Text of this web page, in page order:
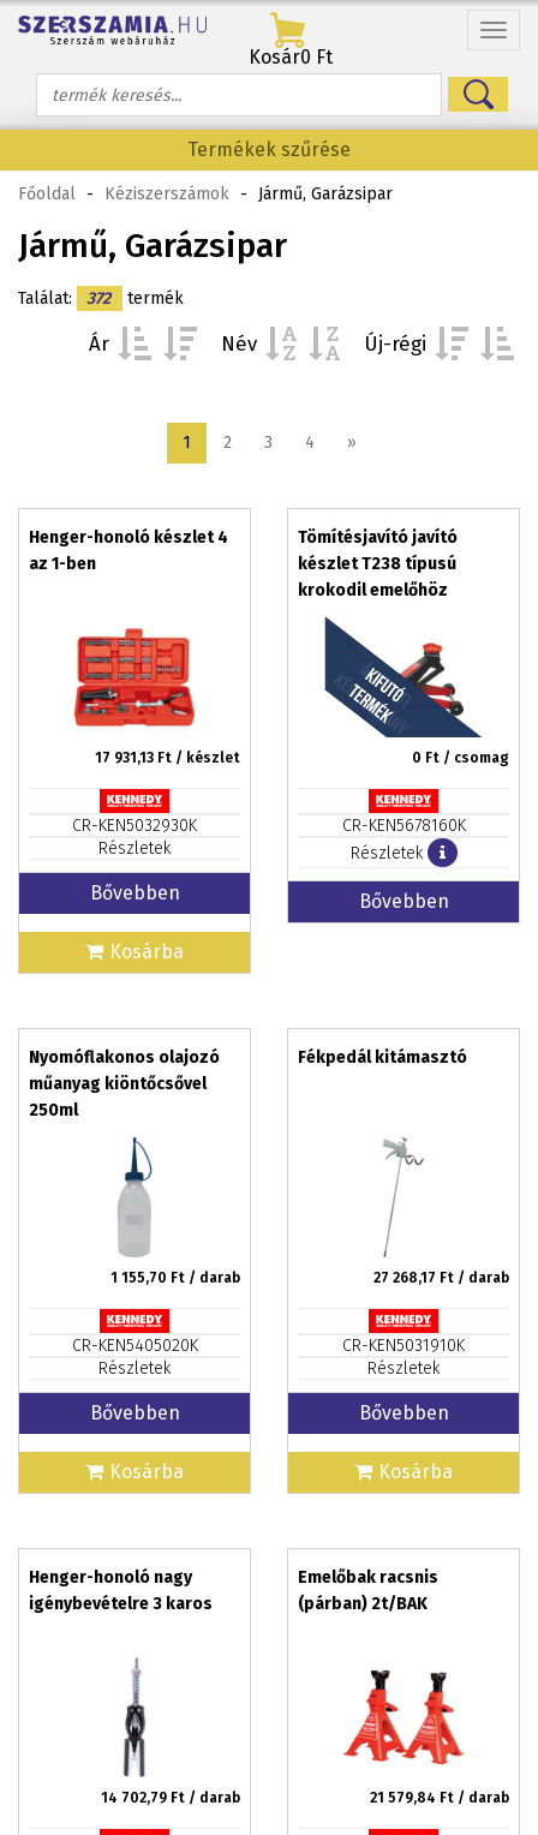
Menü
Kosár0 Ft
Termékek szűrése
Főoldal - Kéziszerszámok - Jármű, Garázsipar
Jármű, Garázsipar
Találat: 372 termék
Ár Név Új-régi
1 2 3 4 »
Henger-honoló készlet 4
az 1-ben
17 931,13 Ft / készlet
CR-KEN5032930K
Részletek
Bővebben
Kosárba
Tömítésjavító javító
készlet T238 típusú
krokodil emelőhöz
0 Ft / csomag
CR-KEN5678160K
Részletek
Bővebben
Nyomóflakonos olajozó
műanyag kiöntőcsővel
250ml
1 155,70 Ft / darab
CR-KEN5405020K
Részletek
Bővebben
Kosárba
Fékpedál kitámasztó
27 268,17 Ft / darab
CR-KEN5031910K
Részletek
Bővebben
Kosárba
Henger-honoló nagy
igénybevételre 3 karos
14 702,79 Ft / darab
Emelőbak racsnis
(párban) 2t/BAK
21 579,84 Ft / darab